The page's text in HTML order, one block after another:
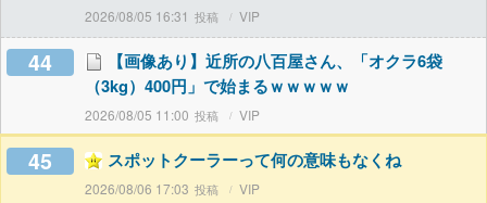
2026/08/05 16:31 VIP
44
【画像あり】近所の八百屋さん、「オクラ6袋
（3kg）400円」で始まるｗｗｗｗｗ
2026/08/05 11:00 VIP
45 スポットクーラーって何の意味もなくね
2026/08/06 17:03 VIP